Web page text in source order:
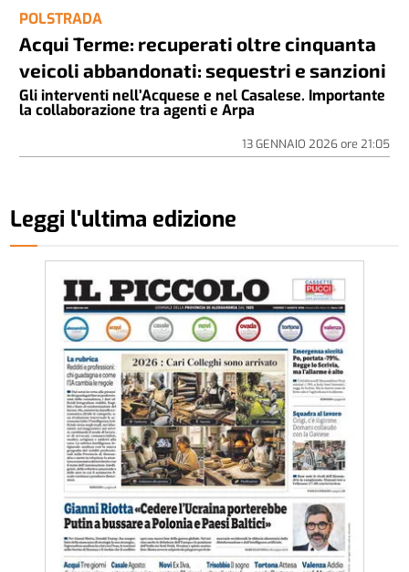
POLSTRADA
Acqui Terme: recuperati oltre cinquanta
veicoli abbandonati: sequestri e sanzioni
Gli interventi nell’Acquese e nel Casalese. Importante
la collaborazione tra agenti e Arpa
13 GENNAIO 2026ore 21:05
Leggi l'ultima edizione